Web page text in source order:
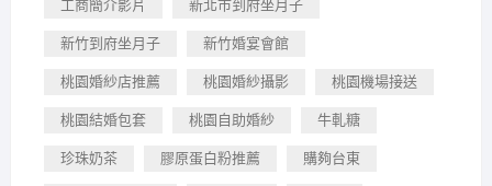
工商簡介影片 新北市到府坐月子
新竹到府坐月子 新竹婚宴會館
桃園婚紗店推薦 桃園婚紗攝影 桃園機場接送
桃園結婚包套 桃園自助婚紗 牛軋糖
珍珠奶茶 膠原蛋白粉推薦 購夠台東